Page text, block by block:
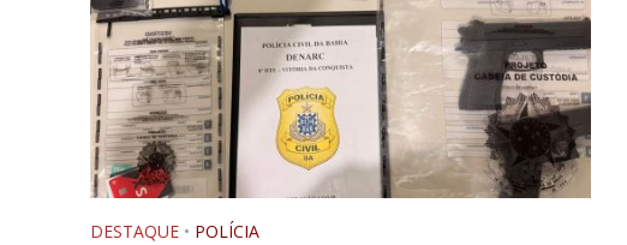
DESTAQUE • POLÍCIA